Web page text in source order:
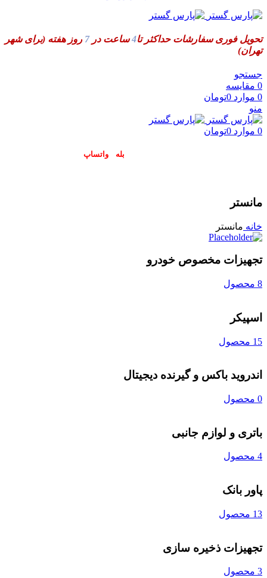
تحویل فوری سفارشات حداکثر تا4ساعت در7 روز هفته (برای شهر
تهران)
جستجو
0 مقایسه
0 موارد 0تومان
منو
0 موارد 0تومان
بله واتساپ
مانستر
خانه مانستر
تجهیزات مخصوص خودرو
8 محصول
اسپیکر
15 محصول
اندروید باکس و گیرنده دیجیتال
0 محصول
باتری و لوازم جانبی
4 محصول
پاور بانک
13 محصول
تجهیزات ذخیره سازی
3 محصول